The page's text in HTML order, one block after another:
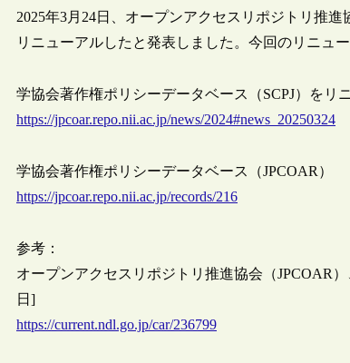
2025年3月24日、オープンアクセスリポジトリ推
リニューアルしたと発表しました。今回のリニュ
学協会著作権ポリシーデータベース（SCPJ）をリ
https://jpcoar.repo.nii.ac.jp/news/2024#news_20250324
学協会著作権ポリシーデータベース（JPCOAR）
https://jpcoar.repo.nii.ac.jp/records/216
参考：
オープンアクセスリポジトリ推進協会（JPCOAR
日]
https://current.ndl.go.jp/car/236799